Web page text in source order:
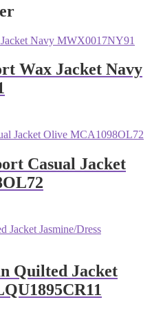
Wax Jacket Navy
produktsidan
Casual Jacket
Quilted Jacket